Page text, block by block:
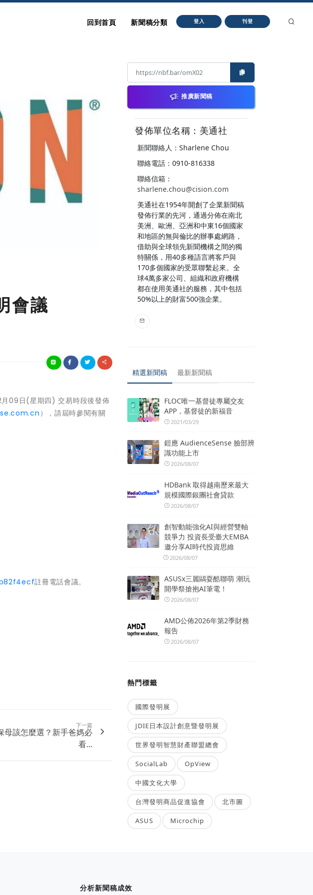
回到首頁 新聞稿分類 登入 刊登
會議
09日(星期四) 交易時段後發佈
），請屆時參閱有關
註冊電話會議。
下一篇
母該怎麼選？新手爸媽必
看...
推廣新聞稿
發佈單位名稱：美通社
新聞聯絡人：Sharlene Chou
聯絡電話：0910-816338
聯絡信箱：
sharlene.chou@cision.com
美通社在1954年開創了企業新聞稿
發佈行業的先河，通過分佈在南北
美洲、歐洲、亞洲和中東16個國家
和地區的無與倫比的辦事處網路，
借助與全球領先新聞機構之間的獨
特關係，用40多種語言將客戶與
170多個國家的受眾聯繫起來。全
球4萬多家公司、組織和政府機構
都在使用美通社的服務，其中包括
50%以上的財富500強企業。
精選新聞稿 最新新聞稿
FLOC唯一基督徒專屬交友
APP，基督徒的新福音
2021/03/29
鎧應 AudienceSense 臉部辨
識功能上市
2026/08/07
HDBank 取得越南歷來最大
規模國際銀團社會貸款
2026/08/07
創智動能強化AI與經營雙軸
競爭力 投資長受臺大EMBA
邀分享AI時代投資思維
2026/08/07
ASUSx三麗鷗耍酷聯萌 潮玩
開學祭搶抱AI筆電！
2026/08/07
AMD公佈2026年第2季財務
報告
2026/08/07
熱門標籤
國際發明展
JDIE日本設計創意暨發明展
世界發明智慧財產聯盟總會
SocialLab OpView
中國文化大學
台灣發明商品促進協會 北市圖
ASUS Microchip
分析新聞稿成效